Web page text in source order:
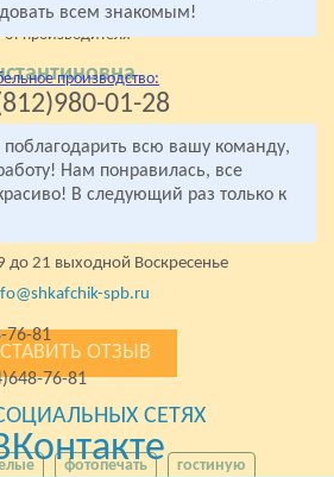
всем знакомым!
поблагодарить всю вашу команду,
Нам понравилась, все
В следующий раз только к
ОТЗЫВ
фотопечать
гостиную
Мебель на заказ
от производителя
производство:
01-28
76-81
мастерская:
76-81
до 21 выходной Воскресенье
spb.ru
76-81
76-81
СЕТЯХ